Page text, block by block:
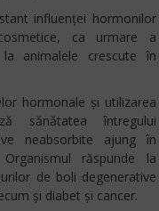
influenței hormonilor
ca urmare a
animalele crescute în
hormonale și utilizarea
sănătatea întregului
neabsorbite ajung în
răspunde la
de boli degenerative
și diabet și cancer.